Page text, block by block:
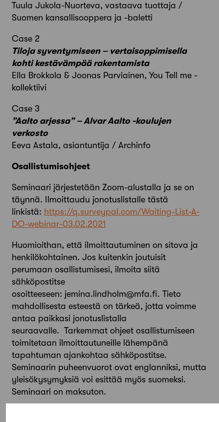
Tuula Jukola-Nuorteva, vastaava tuottaja /
Suomen kansallisooppera ja -baletti
Case 2
Tiloja syventymiseen – vertaisoppimisella
kohti kestävämpää rakentamista
Ella Brokkola & Joonas Parviainen, You Tell me -
kollektiivi
Case 3
”Aalto arjessa” – Alvar Aalto -koulujen
verkosto
Eeva Astala, asiantuntija / Archinfo
Osallistumisohjeet
Seminaari järjestetään Zoom-alustalla ja se on
täynnä. Ilmoittaudu jonotuslistalle tästä
linkistä: https://q.surveypal.com/Waiting-List-A-
DO-webinar-03.02.2021
Huomioithan, että ilmoittautuminen on sitova ja
henkilökohtainen. Jos kuitenkin joutuisit
perumaan osallistumisesi, ilmoita siitä
sähköpostitse
osoitteeseen: jemina.lindholm@mfa.fi. Tieto
mahdollisesta esteestä on tärkeä, jotta voimme
antaa paikkasi jonotuslistalla
seuraavalle. Tarkemmat ohjeet osallistumiseen
toimitetaan ilmoittautuneille lähempänä
tapahtuman ajankohtaa sähköpostitse.
Seminaarin puheenvuorot ovat englanniksi, mutta
yleisökysymyksiä voi esittää myös suomeksi.
Seminaari on maksuton.